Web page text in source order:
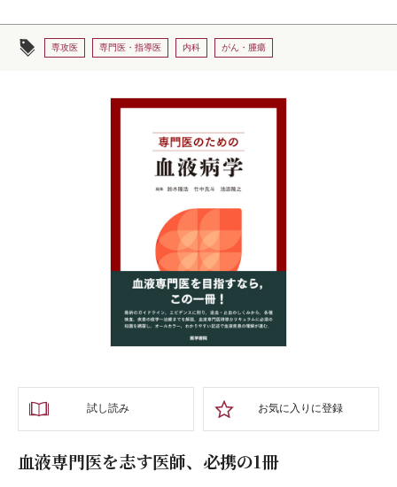
専攻医 専門医・指導医 内科 がん・腫瘍
試し読み お気に入りに登録
血液専門医を志す医師、必携の1冊